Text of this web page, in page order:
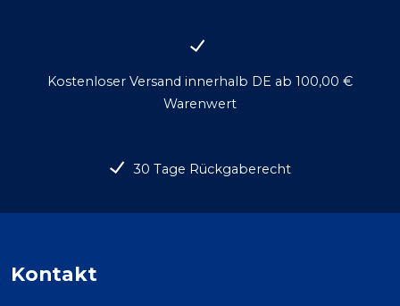
Kostenloser Versand innerhalb DE ab 100,00 €
Warenwert
30 Tage Rückgaberecht
Kontakt